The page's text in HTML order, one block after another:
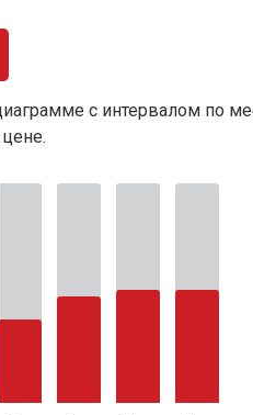
с интервалом по